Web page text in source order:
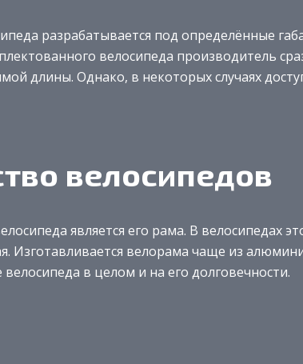
разрабатывается под определённые
велосипеда производитель
длины. Однако, в некоторых случаях
велосипедов
является его рама. В велосипедах
Изготавливается велорама чаще из
велосипеда в целом и на его долговечности.